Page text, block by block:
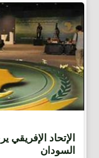
الإتحاد
السودان